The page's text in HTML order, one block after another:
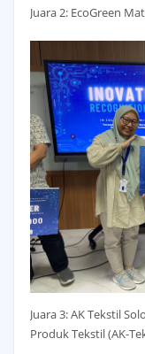
Juara 2: EcoGreen
Juara 3: AK Tekstil
Produk Tekstil (AK-